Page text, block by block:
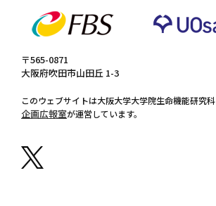
〒565-0871
大阪府吹田市山田丘 1-3
このウェブサイトは大阪大学大学院生命機能研究科
企画広報室が運営しています。